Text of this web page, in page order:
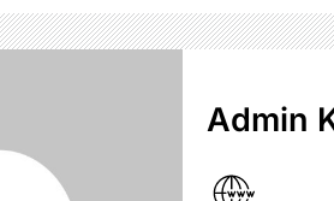
Admin